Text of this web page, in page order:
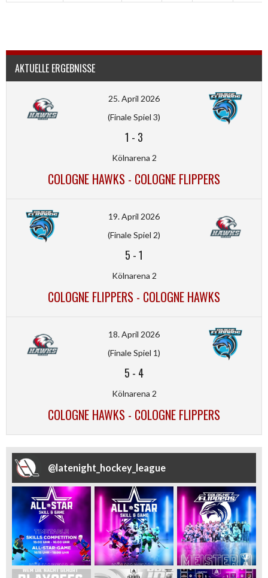
AKTUELLE ERGEBNISSE
25. April 2026
(Finale Spiel 3)
1 - 3
Kölnarena 2
COLOGNE HAWKS - COLOGNE FLIPPERS
19. April 2026
(Finale Spiel 2)
5 -1
Kölnarena 2
COLOGNE FLIPPERS - COLOGNE HAWKS
18. April 2026
(Finale Spiel 1)
5 - 4
Kölnarena 2
COLOGNE HAWKS - COLOGNE FLIPPERS
@latenight_hockey_league